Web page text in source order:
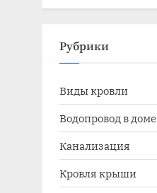
Рубрики
Виды кровли
Водопровод в доме
Канализация
Кровля крыши